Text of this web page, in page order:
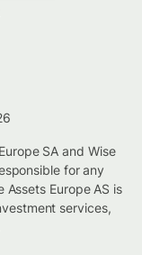
SA and Wise
for any
Europe AS is
services,